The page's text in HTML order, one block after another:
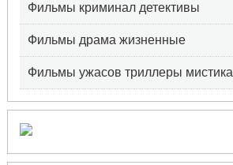
Фильмы криминал детективы
Фильмы драма жизненные
Фильмы ужасов триллеры мистика